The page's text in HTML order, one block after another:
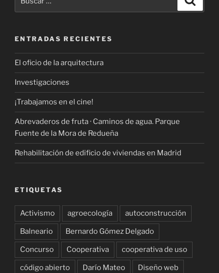
ENTRADAS RECIENTES
El oficio de la arquitectura
Investigaciones
¡Trabajamos en el cine!
Abrevaderos de fruta · Caminos de agua. Parque
Fuente de la Mora de Redueña
Rehabilitación de edificio de viviendas en Madrid
ETIQUETAS
Activismo agroecología autoconstrucción
Balneario Bernardo Gómez Delgado
Concurso Cooperativa cooperativa de uso
código abierto Darío Mateo Diseño web